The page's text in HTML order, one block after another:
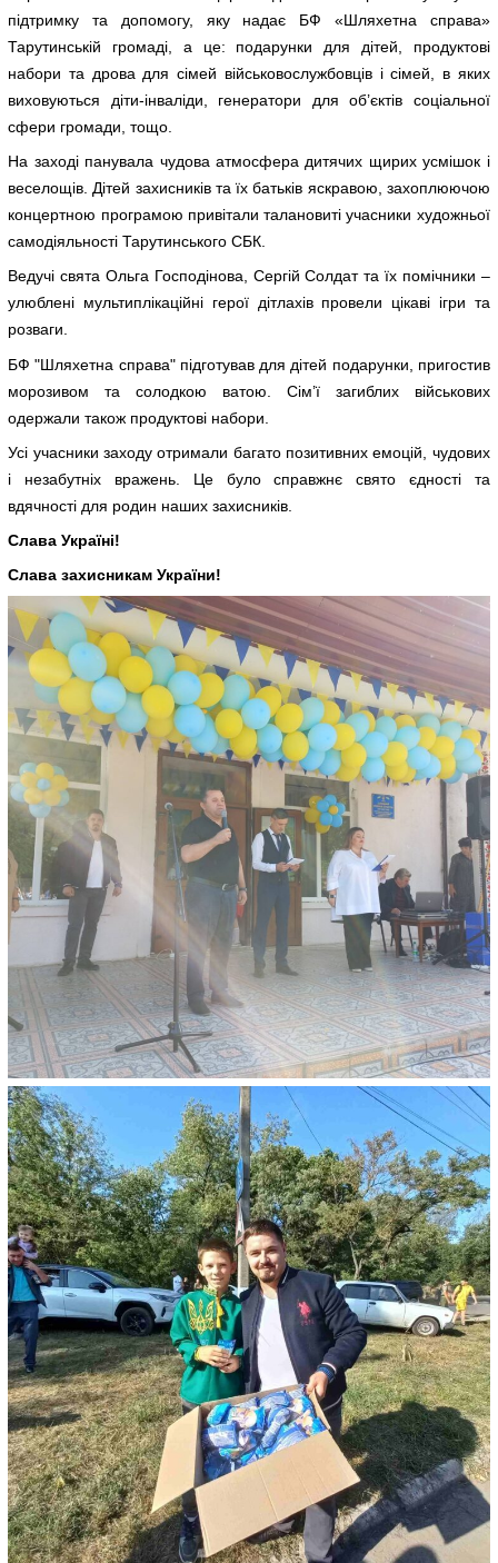
підтримку та допомогу, яку надає БФ «Шляхетна справа»
Тарутинській громаді, а це: подарунки для дітей, продуктові
набори та дрова для сімей військовослужбовців і сімей, в яких
виховуються діти-інваліди, генератори для об’єктів соціальної
сфери громади, тощо.
На заході панувала чудова атмосфера дитячих щирих усмішок і
веселощів. Дітей захисників та їх батьків яскравою, захоплюючою
концертною програмою привітали талановиті учасники художньої
самодіяльності Тарутинського СБК.
Ведучі свята Ольга Господінова, Сергій Солдат та їх помічники –
улюблені мультиплікаційні герої дітлахів провели цікаві ігри та
розваги.
БФ "Шляхетна справа" підготував для дітей подарунки, пригостив
морозивом та солодкою ватою. Сім’ї загиблих військових
одержали також продуктові набори.
Усі учасники заходу отримали багато позитивних емоцій, чудових
і незабутніх вражень. Це було справжнє свято єдності та
вдячності для родин наших захисників.
Слава Україні!
Слава захисникам України!